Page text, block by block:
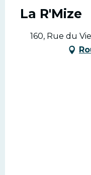
La R'Mize
160, Rue du